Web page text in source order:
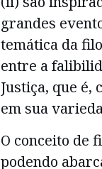
grandes
temática da
entre a
Justiça, que
em sua
O conceito de
podendo